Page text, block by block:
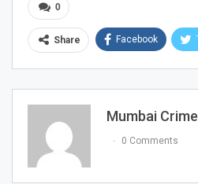
0
Share Facebook
Mumbai
0 Comments